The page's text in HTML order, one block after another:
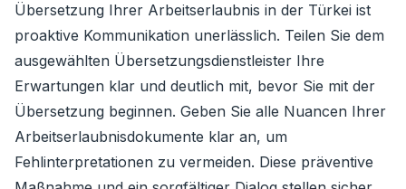
Übersetzung Ihrer Arbeitserlaubnis in der Türkei ist
proaktive Kommunikation unerlässlich. Teilen Sie dem
ausgewählten Übersetzungsdienstleister Ihre
Erwartungen klar und deutlich mit, bevor Sie mit der
Übersetzung beginnen. Geben Sie alle Nuancen Ihrer
Arbeitserlaubnisdokumente klar an, um
Fehlinterpretationen zu vermeiden. Diese präventive